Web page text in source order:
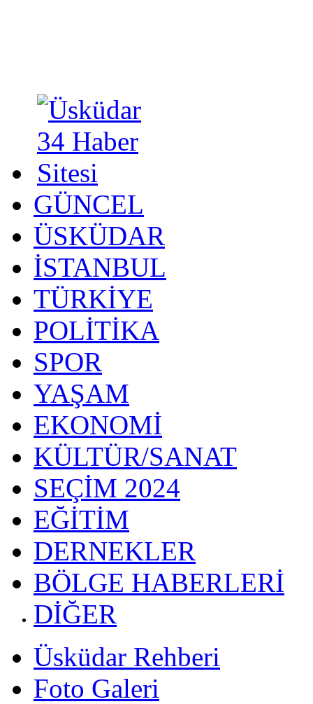
GÜNCEL
ÜSKÜDAR
İSTANBUL
TÜRKİYE
POLİTİKA
SPOR
YAŞAM
EKONOMİ
KÜLTÜR/SANAT
SEÇİM 2024
EĞİTİM
DERNEKLER
BÖLGE HABERLERİ
DİĞER
Üsküdar Rehberi
Foto Galeri